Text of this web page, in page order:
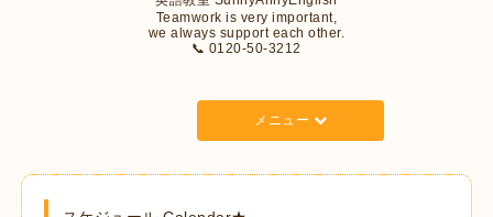
Teamwork is very important,
we always support each other.
📞 0120-50-3212
メニュー